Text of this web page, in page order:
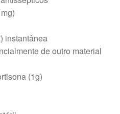
instantânea
de outro material
(1g)